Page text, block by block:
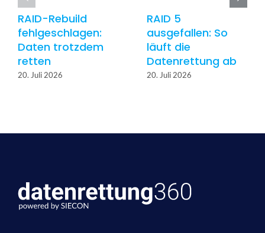
RAID-Rebuild
fehlgeschlagen:
Daten trotzdem
retten
20. Juli 2026
RAID 5
ausgefallen: So
läuft die
Datenrettung ab
20. Juli 2026